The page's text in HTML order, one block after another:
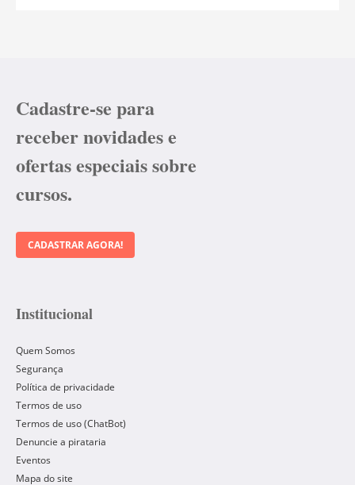
Cadastre-se para
receber novidades e
ofertas especiais sobre
cursos.
CADASTRAR AGORA!
Institucional
Quem Somos
Segurança
Política de privacidade
Termos de uso
Termos de uso (ChatBot)
Denuncie a pirataria
Eventos
Mapa do site